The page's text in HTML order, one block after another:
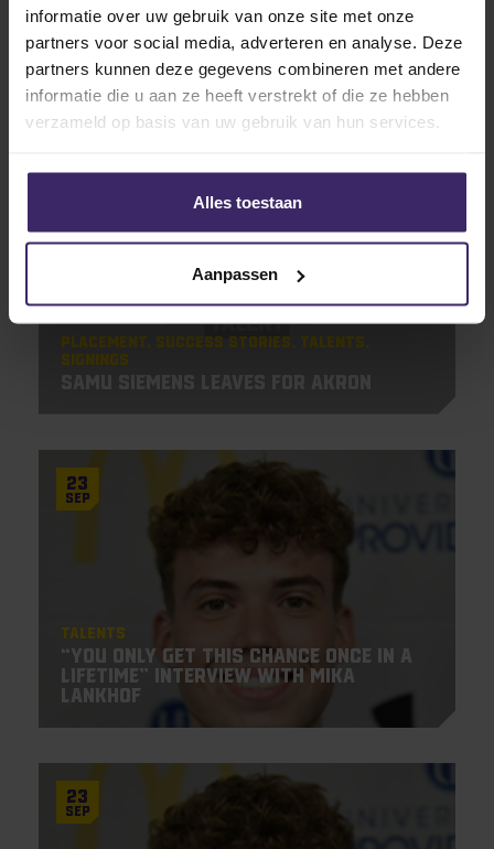
informatie over uw gebruik van onze site met onze
partners voor social media, adverteren en analyse. Deze
partners kunnen deze gegevens combineren met andere
informatie die u aan ze heeft verstrekt of die ze hebben
verzameld op basis van uw gebruik van hun services.
Alles toestaan
Aanpassen
Related articles
10
Placement Success Stories
Talents
Signings
Samu Siemens leaves for Akron
23
Sep
Talents
“You only get this chance once in a
lifetime” Interview with Mika
Lankhof
23
Sep